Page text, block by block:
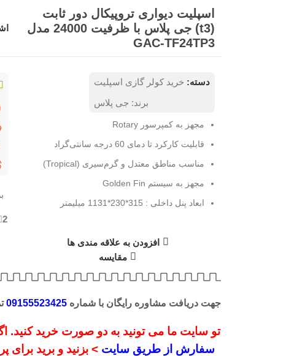
اسپلیت دیواری تروپیکال دور ثابت
(t3) جی پلاس با ظرفیت 24000 مدل
GAC-TF24TP3
دسته: خرید کولر گازی اسپلیت
برند: جی پلاس
مجهز به کمپرسور Rotary
قابلیت کارکرد تا دمای 60 درجه سانتی‌گراد
مناسب مناطق معتدل و گرم‌سیری (Tropical)
مجهز به سیستم Golden Fin
ابعاد پنل داخلی : 315*230*1131 میلیمتر
افزودن به علاقه مندی ها
مقایسه
2 در انبار
جهت دریافت مشاوره رایگان با شماره 09155523425
تو سایت ما می تونید به دو صورت خرید کنید.
سفارش از طریق سایت> بزنید و برید برای